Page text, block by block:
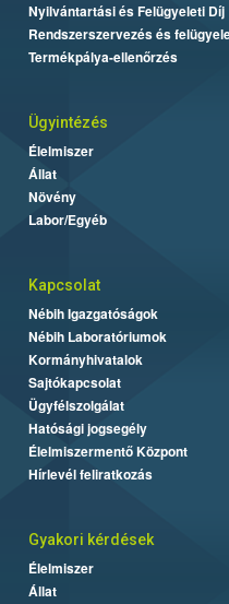
Nyilvántartási és Felügyeleti Díj
Rendszerszervezés és
Termékpálya-ellenőrzés
Ügyintézés
Élelmiszer
Állat
Növény
Labor/Egyéb
Kapcsolat
Nébih Igazgatóságok
Nébih Laboratóriumok
Kormányhivatalok
Sajtókapcsolat
Ügyfélszolgálat
Hatósági jogsegély
Élelmiszermentő Központ
Hírlevél feliratkozás
Gyakori kérdések
Élelmiszer
Állat